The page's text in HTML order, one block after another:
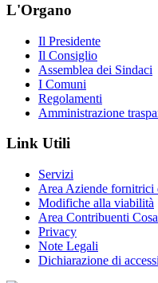
L'Organo
Il Presidente
Il Consiglio
Assemblea dei Sindaci
I Comuni
Regolamenti
Amministrazione
Link Utili
Servizi
Area Aziende fornitrici
Modifiche alla viabilità
Area Contribuenti
Privacy
Note Legali
Dichiarazione di